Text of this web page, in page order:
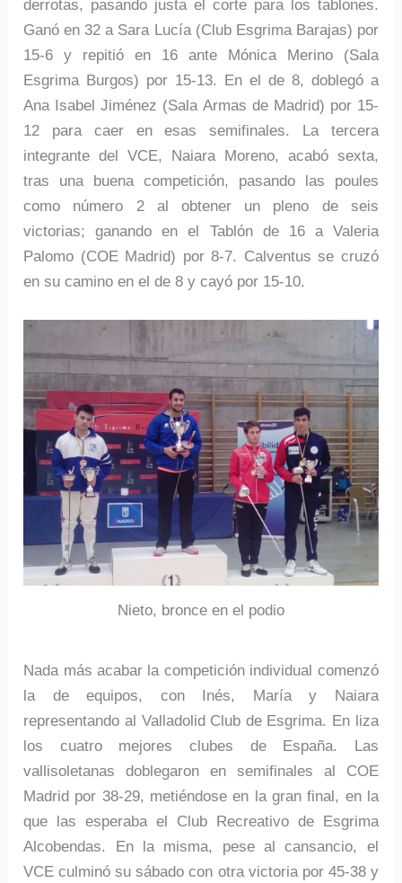
derrotas, pasando justa el corte para los tablones.
Ganó en 32 a Sara Lucía (Club Esgrima Barajas) por
15-6 y repitió en 16 ante Mónica Merino (Sala
Esgrima Burgos) por 15-13. En el de 8, doblegó a
Ana Isabel Jiménez (Sala Armas de Madrid) por 15-
12 para caer en esas semifinales. La tercera
integrante del VCE, Naiara Moreno, acabó sexta,
tras una buena competición, pasando las poules
como número 2 al obtener un pleno de seis
victorias; ganando en el Tablón de 16 a Valeria
Palomo (COE Madrid) por 8-7. Calventus se cruzó
en su camino en el de 8 y cayó por 15-10.
Nieto, bronce en el podio
Nada más acabar la competición individual comenzó
la de equipos, con Inés, María y Naiara
representando al Valladolid Club de Esgrima. En liza
los cuatro mejores clubes de España. Las
vallisoletanas doblegaron en semifinales al COE
Madrid por 38-29, metiéndose en la gran final, en la
que las esperaba el Club Recreativo de Esgrima
Alcobendas. En la misma, pese al cansancio, el
VCE culminó su sábado con otra victoria por 45-38 y